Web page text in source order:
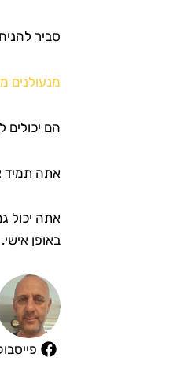
סביר
מנעולנים
הם יכולים
אתה תמיד
אתה יכול
באופן אישי.